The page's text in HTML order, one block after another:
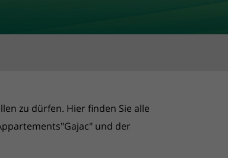
zu dürfen. Hier finden Sie alle
und der